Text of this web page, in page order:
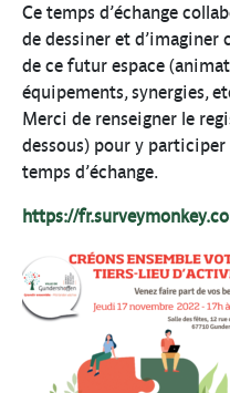
Ce temps d’échange
de dessiner et
de ce futur espace
équipements, synergies,
Merci de renseigner le
dessous) pour y participer
temps d’échange.
https://